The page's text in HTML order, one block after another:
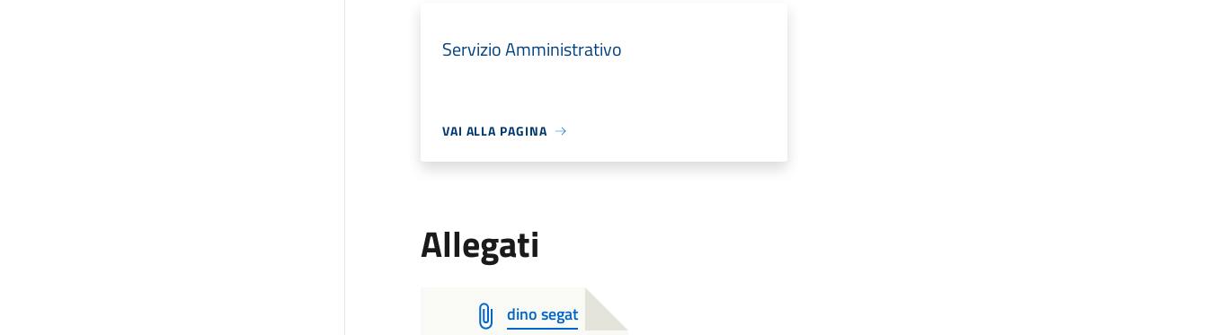
Servizio Amministrativo
VAI ALLA PAGINA
Allegati
dino segat